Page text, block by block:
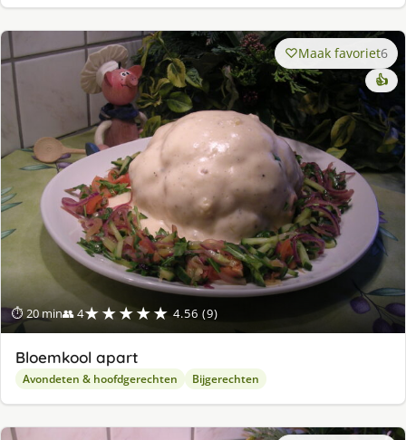
⏱ 20 min👥 4★★★★★ 4.56 (9)
Maak favoriet6
👍
Bloemkool apart
Avondeten & hoofdgerechten Bijgerechten